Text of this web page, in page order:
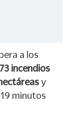
a los
73 incendios
y
minutos